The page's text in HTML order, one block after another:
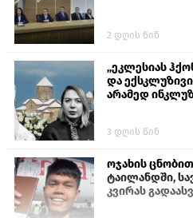
2 დღის წინ
„ეკლესიას
და
არამედ
3 დღის წინ
ოჯახის
ტაილანდში,
კვირას